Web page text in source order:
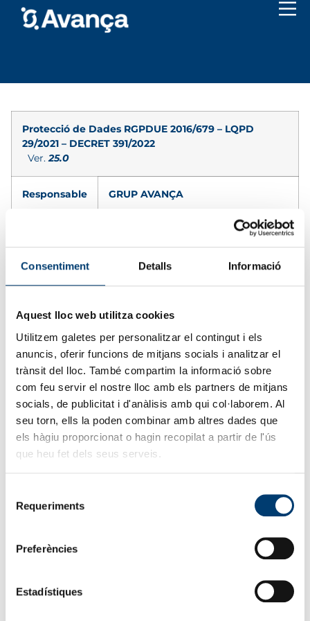
Consentiment Detalls Informació
Aquest lloc web utilitza cookies
Utilitzem galetes per personalitzar el contingut i els
anuncis, oferir funcions de mitjans socials i analitzar el
trànsit del lloc. També compartim la informació sobre
com feu servir el nostre lloc amb els partners de mitjans
socials, de publicitat i d'anàlisis amb qui col·laborem. Al
seu torn, ells la poden combinar amb altres dades que
els hàgiu proporcionat o hagin recopilat a partir de l'ús
que heu fet dels seus serveis.
Requeriments
Preferències
Estadístiques
Protecció de Dades RGPDUE 2016/679 – LQPD
29/2021 – DECRET 391/2022
Ver.25.0
Responsable GRUP AVANÇA
Recollida i tractament de les seves
dades per atendre les seves consulta
sobre obtenir més informació i
facilitar-li informació periòdicament
sobre els nostres productes i serveis
preferència per mitjans electrònics
actuals o futurs, sempre que ens
autoritzi al seu tractament.
Legitimació
Interès legítim del tractament per
part del responsable per mantenir la
relació/serveis amb clients i/o
possibles clients. Consentiment
inequívoc i específic atorgat pel
propi interessat.
Es cediran dades a altres empreses
Drets
Accedir, rectificar i suprimir les
dades, així com altres drets com